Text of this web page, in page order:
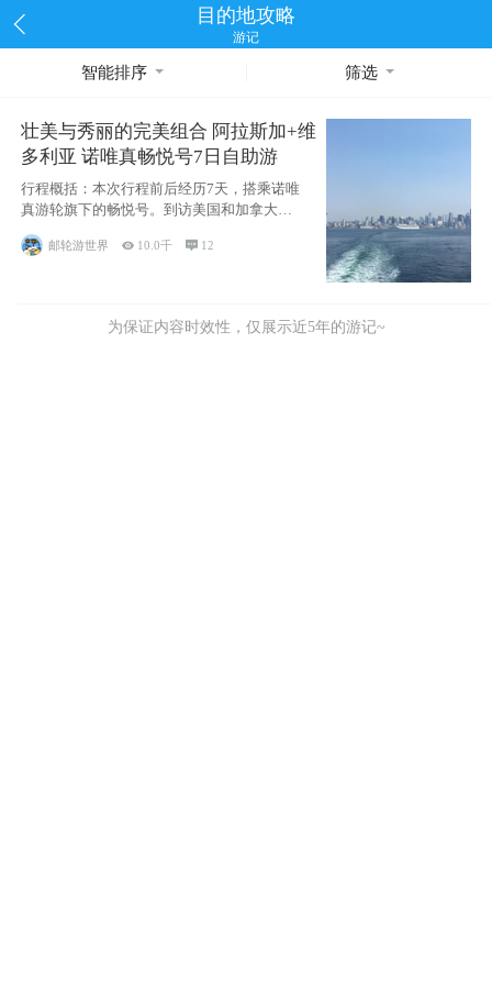
目的地攻略
游记
智能排序 筛选
壮美与秀丽的完美组合 阿拉斯加+维
多利亚 诺唯真畅悦号7日自助游
行程概括：本次行程前后经历7天，搭乘诺唯
真游轮旗下的畅悦号。到访美国和加拿大的4
个州/省：美国华盛顿州
邮轮游世界  10.0千  12
为保证内容时效性，仅展示近5年的游记~